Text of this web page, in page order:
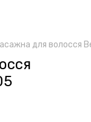
для волосся